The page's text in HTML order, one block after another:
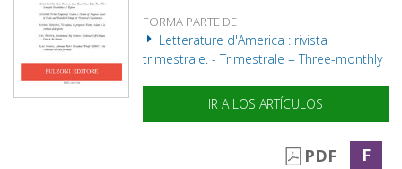
FORMA PARTE DE
Letterature d'America : rivista
trimestrale. - Trimestrale = Three-monthly
IR A LOS ARTÍCULOS
PDF F